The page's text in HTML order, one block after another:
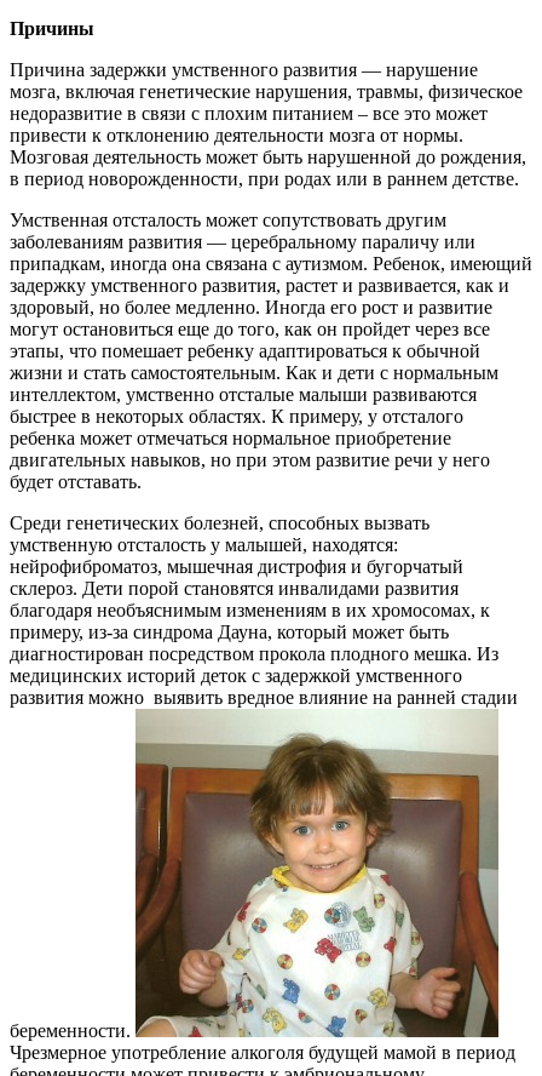
Причины
Причина задержки умственного развития — нарушение
мозга, включая генетические нарушения, травмы, физиче­ское
недоразвитие в связи с плохим питанием – все это может
привести к отклонению деятельности мозга от нормы.
Мозговая деятельность может быть нару­шенной до рождения,
в период новорожденности, при родах или в раннем детстве.
Умственная отсталость может сопутствовать другим
заболеваниям развития — церебральн­ому параличу или
припадкам, иногда она связана с аутизмом. Ребенок, имеющий
задержку умственного развития, растет и развивается, как и
здоровый, но более медленно. Иногда его рост и развитие
могут остановиться еще до того, как он пройдет через все
этапы, что помешает ребенку адапти­роваться к обычной
жизни и стать самостоятельным. Как и дети с нормальным
интеллектом, умст­венно отсталые малыши развиваются
быстрее в некоторых областях. К примеру, у отсталого
ребенка может отмечаться нормальное приобретение
двигательных навыков, но при этом развитие речи у него
будет отставать.
Среди генетических болезней, спо­собных вызвать
умственную отсталость у малышей, находятся:
нейрофиброматоз, мышечная дистрофия и бугорчатый
склероз. Дети порой становятся инвалидами развития
благодаря необъяснимым изменениям в их хромосо­мах, к
примеру, из-за синдрома Дауна, который может быть
диагностирован посредством проко­ла плодного мешка. Из
медицинских историй деток с задержкой умственного
развития можно выявить вредное влияние на ранней стадии
бе­ременности.
Чрезмерное употребление алкоголя буду­щей мамой в период